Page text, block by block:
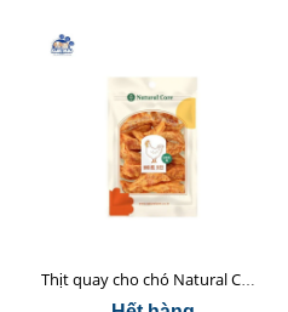
Thịt quay cho chó Natural Core 70g